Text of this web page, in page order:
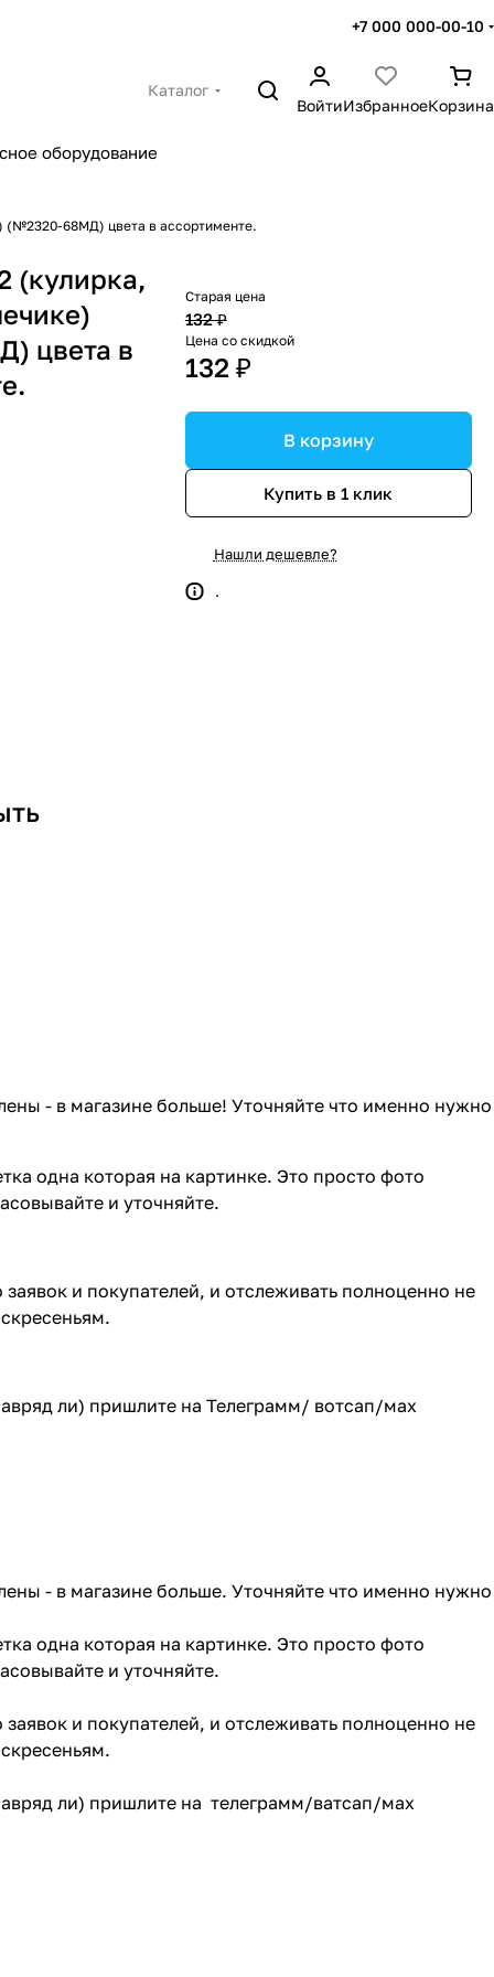
+7 000 000-00-10
Каталог
ВойтиИзбранноеКорзина
оборудование
(№2320-68МД) цвета в ассортименте.
(кулирка,
цвета в
Старая цена
132 ₽
Цена со скидкой
132 ₽
В корзину
Купить в 1 клик
Нашли дешевле?
.
- в магазине больше! Уточняйте что именно нужно
одна которая на картинке. Это просто фото
и уточняйте.
и покупателей, и отслеживать полноценно не
ли) пришлите на Телеграмм/ вотсап/мах
- в магазине больше. Уточняйте что именно нужно
одна которая на картинке. Это просто фото
и уточняйте.
и покупателей, и отслеживать полноценно не
ли) пришлите на телеграмм/ватсап/мах